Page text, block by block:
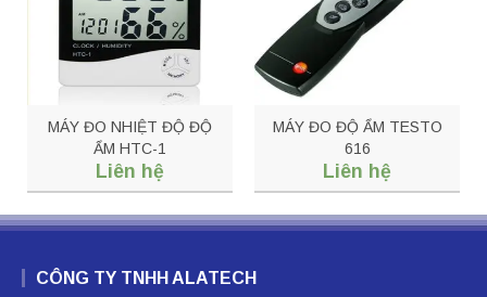
MÁY ĐO NHIỆT ĐỘ ĐỘ
ẨM HTC-1
Liên hệ
MÁY ĐO ĐỘ ẨM TESTO
616
Liên hệ
CÔNG TY TNHH ALATECH